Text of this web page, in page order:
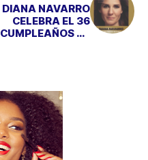
DIANA NAVARRO
CELEBRA EL 36
CUMPLEAÑOS DE